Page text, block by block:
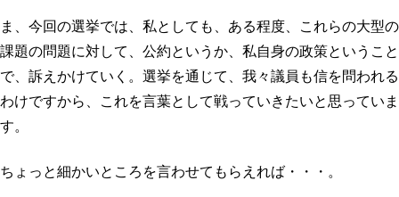
ま、今回の選挙では、私としても、ある程度、これらの大型の
課題の問題に対して、公約というか、私自身の政策ということ
で、訴えかけていく。選挙を通じて、我々議員も信を問われる
わけですから、これを言葉として戦っていきたいと思っていま
す。
ちょっと細かいところを言わせてもらえれば・・・。